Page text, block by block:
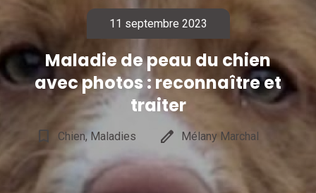
11 septembre 2023
Maladie de peau du chien
avec photos : reconnaître et
traiter
bookmark_border Chien, Maladies edit Mélany Marchal